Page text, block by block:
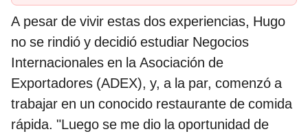
A pesar de vivir estas dos experiencias, Hugo
no se rindió y decidió estudiar Negocios
Internacionales en la Asociación de
Exportadores (ADEX), y, a la par, comenzó a
trabajar en un conocido restaurante de comida
rápida. "Luego se me dio la oportunidad de